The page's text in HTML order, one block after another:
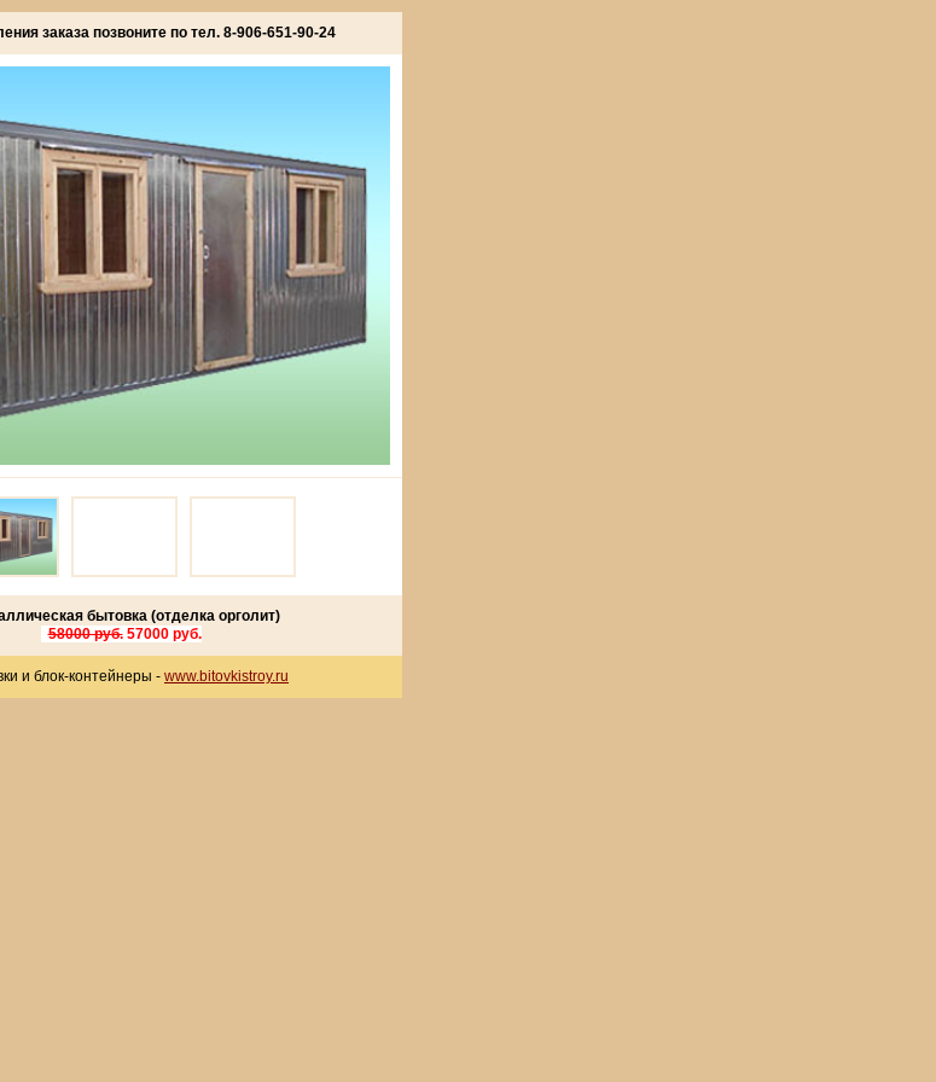
заказа позвоните по тел. 8-906-651-90-24
бытовка (отделка орголит)
58000 руб.57000 руб.
и блок-контейнеры - www.bitovkistroy.ru